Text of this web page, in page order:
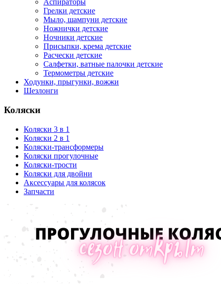
Аспираторы
Грелки детские
Мыло, шампуни детские
Ножнички детские
Ночники детские
Присыпки, крема детские
Расчески детские
Салфетки, ватные палочки детские
Термометры детские
Ходунки, прыгунки, вожжи
Шезлонги
Коляски
Коляски 3 в 1
Коляски 2 в 1
Коляски-трансформеры
Коляски прогулочные
Коляски-трости
Коляски для двойни
Аксессуары для колясок
Запчасти